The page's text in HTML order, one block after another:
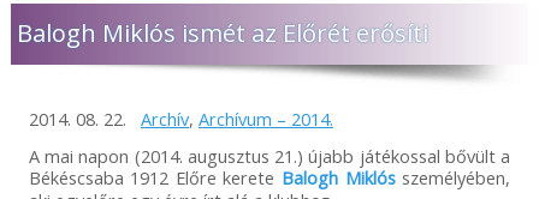
Balogh Miklós ismét az Előrét erősíti
2014. 08. 22. Archív, Archívum – 2014.
A mai napon (2014. augusztus 21.) újabb játékossal bővült a
Békéscsaba 1912 Előre kerete Balogh Miklósszemélyében,